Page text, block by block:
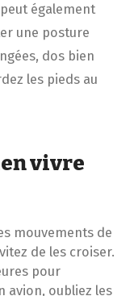
également
une posture
dos bien
les pieds au
vivre
mouvements de
de les croiser.
pour
avion, oubliez les